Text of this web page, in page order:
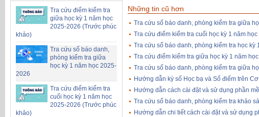
Tra cứu điểm kiểm tra
giữa học kỳ 1 năm học
2025-2026 (Trước phúc
khảo)
Tra cứu số báo danh,
phòng kiểm tra giữa
học kỳ 1 năm học 2025-
2026
Tra cứu điểm kiểm tra
cuối học kỳ 1 năm học
2025-2026 (Trước phúc
khảo)
Những tin cũ hơn
Tra cứu số báo danh, phòng kiểm tra giữa
Tra cứu điểm kiểm tra cuối học kỳ 1 năm
Tra cứu số báo danh, phòng kiểm tra học kỳ
Tra cứu điểm kiểm tra giữa học kỳ 1 năm
Tra cứu số báo danh, phòng kiểm tra giữa
Hướng dẫn ký số Học bạ và Sổ điểm trên
Hướng dẫn cách cài đặt và sử dụng phần
Tra cứu số báo danh, phòng kiểm tra khảo
Hướng dẫn chi tiết cách cài đặt và sử dụng